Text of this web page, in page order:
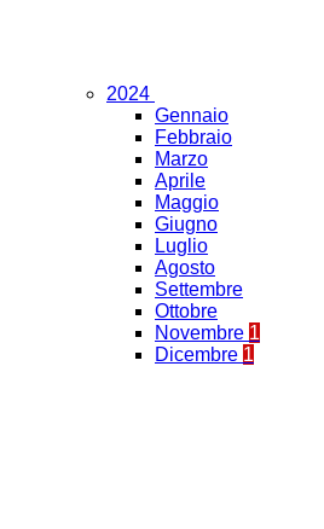
2024
Gennaio
Febbraio
Marzo
Aprile
Maggio
Giugno
Luglio
Agosto
Settembre
Ottobre
Novembre 1
Dicembre 1